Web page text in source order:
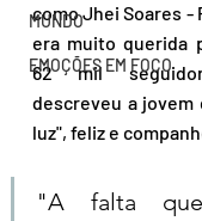
MUNDO
EMOÇÕES EM FOCO
como Jhei Soares -
era muito querida
62 mil
descreveu a jovem
luz", feliz e
"A falta